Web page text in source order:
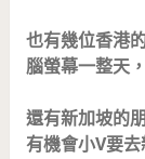
也有幾位香港
腦螢幕一整天
還有新加坡的
有機會小V要去